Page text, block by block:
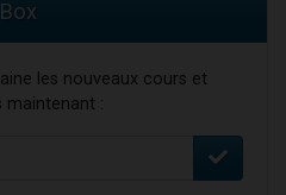
les nouveaux cours et
maintenant :